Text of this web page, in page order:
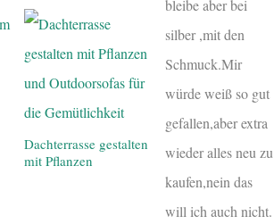
Dachterrasse gestalten
mit Pflanzen
bleibe aber bei
silber ,mit den
Schmuck.Mir
würde weiß so gut
gefallen,aber extra
wieder alles neu zu
kaufen,nein das
will ich auch nicht.